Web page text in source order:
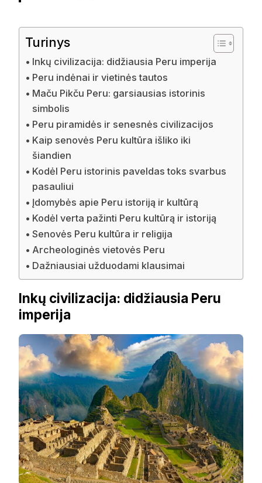
Turinys
Inkų civilizacija: didžiausia Peru imperija
Peru indėnai ir vietinės tautos
Maču Pikču Peru: garsiausias istorinis
simbolis
Peru piramidės ir senesnės civilizacijos
Kaip senovės Peru kultūra išliko iki
šiandien
Kodėl Peru istorinis paveldas toks svarbus
pasauliui
Įdomybės apie Peru istoriją ir kultūrą
Kodėl verta pažinti Peru kultūrą ir istoriją
Senovės Peru kultūra ir religija
Archeologinės vietovės Peru
Dažniausiai užduodami klausimai
Inkų civilizacija: didžiausia Peru
imperija